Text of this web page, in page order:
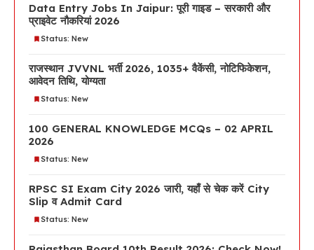
Data Entry Jobs In Jaipur: पूरी गाइड – सरकारी और
प्राइवेट नौकरियां 2026
Status: New
राजस्थान JVVNL भर्ती 2026, 1035+ वैकेंसी, नोटिफिकेशन,
आवेदन तिथि, योग्यता
Status: New
100 GENERAL KNOWLEDGE MCQs – 02 APRIL
2026
Status: New
RPSC SI Exam City 2026 जारी, यहाँ से चेक करें City
Slip व Admit Card
Status: New